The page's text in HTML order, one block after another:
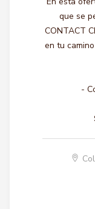
que se
CONTACT
en tu
-